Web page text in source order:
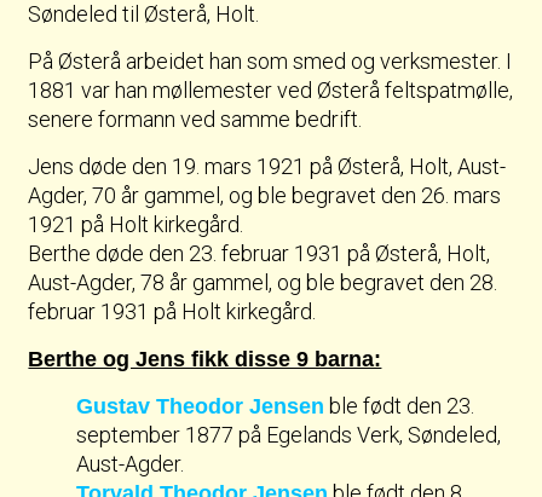
Søndeled til Østerå, Holt.
På Østerå arbeidet han som smed og verksmester. I
1881 var han møllemester ved Østerå feltspatmølle,
senere formann ved samme bedrift.
Jens døde den 19. mars 1921 på Østerå, Holt, Aust-
Agder, 70 år gammel, og ble begravet den 26. mars
1921 på Holt kirkegård.
Berthe døde den 23. februar 1931 på Østerå, Holt,
Aust-Agder, 78 år gammel, og ble begravet den 28.
februar 1931 på Holt kirkegård.
Berthe og Jens fikk disse 9 barna:
Gustav Theodor Jensen ble født den 23.
september 1877 på Egelands Verk, Søndeled,
Aust-Agder.